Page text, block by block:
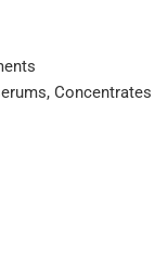
Concentrates